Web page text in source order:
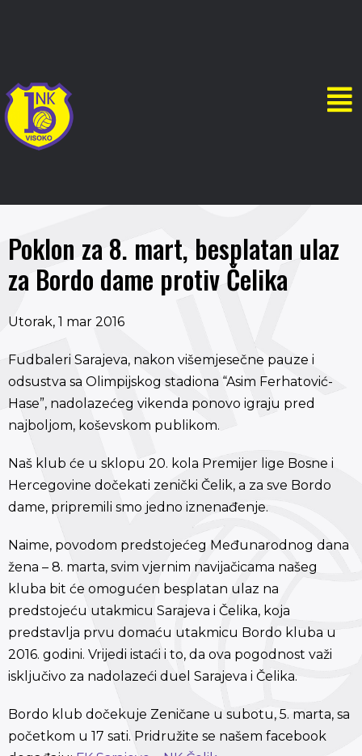
Poklon za 8. mart, besplatan ulaz
za Bordo dame protiv Čelika
Utorak, 1 mar 2016
Fudbaleri Sarajeva, nakon višemjesečne pauze i
odsustva sa Olimpijskog stadiona “Asim Ferhatović-
Hase”, nadolazećeg vikenda ponovo igraju pred
najboljom, koševskom publikom.
Naš klub će u sklopu 20. kola Premijer lige Bosne i
Hercegovine dočekati zenički Čelik, a za sve Bordo
dame, pripremili smo jedno iznenađenje.
Naime, povodom predstojećeg Međunarodnog dana
žena – 8. marta, svim vjernim navijačicama našeg
kluba bit će omogućen besplatan ulaz na
predstojeću utakmicu Sarajeva i Čelika, koja
predstavlja prvu domaću utakmicu Bordo kluba u
2016. godini. Vrijedi istaći i to, da ova pogodnost važi
isključivo za nadolazeći duel Sarajeva i Čelika.
Bordo klub dočekuje Zeničane u subotu, 5. marta, sa
početkom u 17 sati. Pridružite se našem facebook